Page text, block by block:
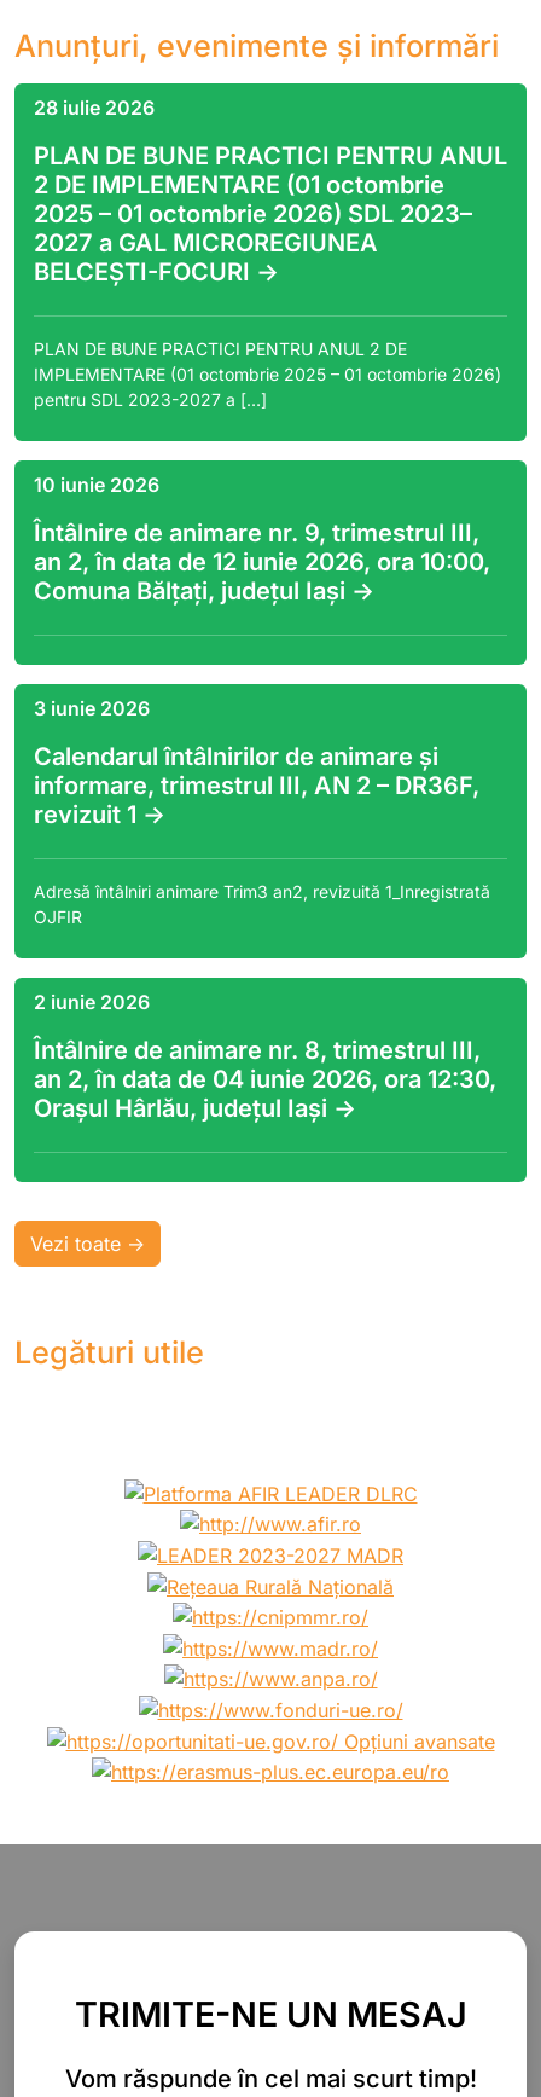
Anunțuri, evenimente și informări
28 iulie 2026
PLAN DE BUNE PRACTICI PENTRU ANUL
2 DE IMPLEMENTARE (01 octombrie
2025 – 01 octombrie 2026) SDL 2023–
2027 a GAL MICROREGIUNEA
BELCEȘTI-FOCURI ->
PLAN DE BUNE PRACTICI PENTRU ANUL 2 DE
IMPLEMENTARE (01 octombrie 2025 – 01 octombrie 2026)
pentru SDL 2023-2027 a […]
10 iunie 2026
Întâlnire de animare nr. 9, trimestrul III,
an 2, în data de 12 iunie 2026, ora 10:00,
Comuna Bălțați, județul Iași ->
3 iunie 2026
Calendarul întâlnirilor de animare și
informare, trimestrul III, AN 2 – DR36F,
revizuit 1 ->
Adresă întâlniri animare Trim3 an2, revizuită 1_Inregistrată
OJFIR
2 iunie 2026
Întâlnire de animare nr. 8, trimestrul III,
an 2, în data de 04 iunie 2026, ora 12:30,
Orașul Hârlău, județul Iași ->
Vezi toate ->
Legături utile
TRIMITE-NE UN MESAJ
Vom răspunde în cel mai scurt timp!